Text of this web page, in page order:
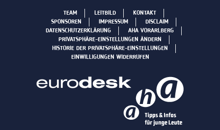
TEAM LEITBILD
KONTAKT
SPONSOREN
IMPRESSUM
DISCLAIM
DATENSCHUTZERKLÄRUNG
AHA VORARLBERG
PRIVATSPHÄRE-EINSTELLUNGEN ÄNDERN
HISTORIE DER PRIVATSPHÄRE-EINSTELLUNGEN
EINWILLIGUNGEN WIDERRUFEN